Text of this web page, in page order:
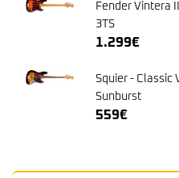
Fender Vintera
3TS
1.299€
Squier - Classic
Sunburst
559€